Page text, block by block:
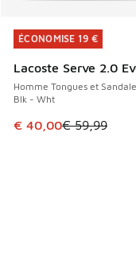
ÉCONOMISE 19 €
Lacoste Serve 2.0
Homme Tongues et
Blk - Wht
Cet article est en
€ 40,00€ 59,99
ÉCONOMISE 19 €